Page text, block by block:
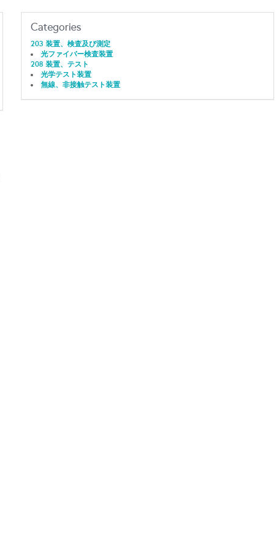
Categories
203 装置、検査及び測定
光ファイバー検査装置
208 装置、テスト
光学テスト装置
無線、非接触テスト装置